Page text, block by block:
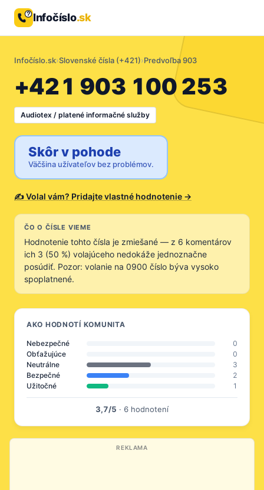
Infočíslo.sk
Infočíslo.sk›Slovenské čísla (+421)›Predvoľba 903
+421 903 100 253
Audiotex / platené informačné služby
Skôr v pohode
Väčšina užívateľov bez problémov.
✍ Volal vám? Pridajte vlastné hodnotenie →
ČO O ČÍSLE VIEME
Hodnotenie tohto čísla je zmiešané — z 6 komentárov
ich 3 (50 %) volajúceho nedokáže jednoznačne
posúdiť. Pozor: volanie na 0900 číslo býva vysoko
spoplatnené.
AKO HODNOTÍ KOMUNITA
Nebezpečné
0
Obťažujúce
0
Neutrálne
3
Bezpečné
2
Užitočné
1
3,7/5 · 6 hodnotení
REKLAMA